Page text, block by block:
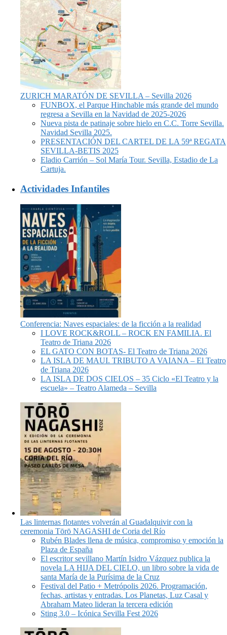
ZURICH MARATÓN DE SEVILLA – Sevilla 2026
FUNBOX, el Parque Hinchable más grande del mundo
regresa a Sevilla en la Navidad de 2025-2026
Nueva pista de patinaje sobre hielo en C.C. Torre Sevilla.
Navidad Sevilla 2025.
PRESENTACIÓN DEL CARTEL DE LA 59ª REGATA
SEVILLA-BETIS 2025
Eladio Carrión – Sol María Tour. Sevilla, Estadio de La
Cartuja.
Actividades Infantiles
Conferencia: Naves espaciales: de la ficción a la realidad
I LOVE ROCK&ROLL – ROCK EN FAMILIA. El
Teatro de Triana 2026
EL GATO CON BOTAS- El Teatro de Triana 2026
LA ISLA DE MAUI. TRIBUTO A VAIANA – El Teatro
de Triana 2026
LA ISLA DE DOS CIELOS – 35 Ciclo «El Teatro y la
escuela» – Teatro Alameda – Sevilla
Las linternas flotantes volverán al Guadalquivir con la
ceremonia Tōrō NAGASHI de Coria del Río
Rubén Blades llena de música, compromiso y emoción la
Plaza de España
El escritor sevillano Martín Isidro Vázquez publica la
novela LA HIJA DEL CIELO, un libro sobre la vida de
santa María de la Purísima de la Cruz
Festival del Patio + Metrópolis 2026. Programación,
fechas, artistas y entradas. Los Planetas, Luz Casal y
Abraham Mateo lideran la tercera edición
Sting 3.0 – Icónica Sevilla Fest 2026